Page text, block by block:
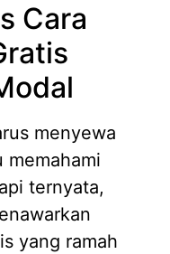
Cara
menyewa
memahami
ternyata,
yang ramah